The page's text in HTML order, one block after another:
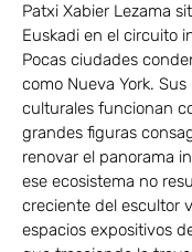
Patxi Xabier Lezama
Euskadi en el circuito
Pocas ciudades
como Nueva York.
culturales funcionan
grandes figuras
renovar el panorama
ese ecosistema no
creciente del escultor
espacios expositivos